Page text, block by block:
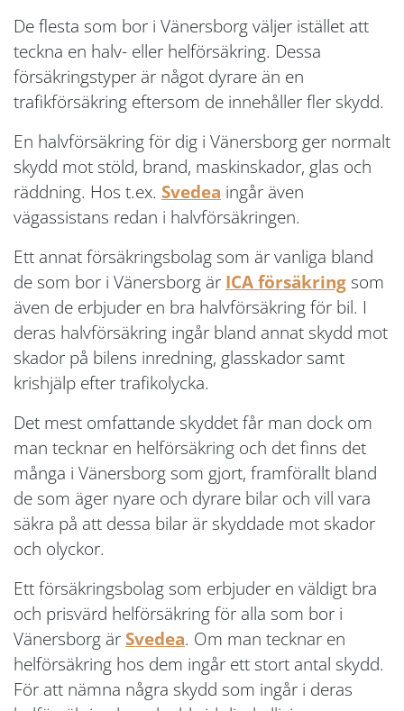
De flesta som bor i Vänersborg väljer istället att
teckna en halv- eller helförsäkring. Dessa
försäkringstyper är något dyrare än en
trafikförsäkring eftersom de innehåller fler skydd.
En halvförsäkring för dig i Vänersborg ger normalt
skydd mot stöld, brand, maskinskador, glas och
räddning. Hos t.ex. Svedea ingår även
vägassistans redan i halvförsäkringen.
Ett annat försäkringsbolag som är vanliga bland
de som bor i Vänersborg är ICA försäkring som
även de erbjuder en bra halvförsäkring för bil. I
deras halvförsäkring ingår bland annat skydd mot
skador på bilens inredning, glasskador samt
krishjälp efter trafikolycka.
Det mest omfattande skyddet får man dock om
man tecknar en helförsäkring och det finns det
många i Vänersborg som gjort, framförallt bland
de som äger nyare och dyrare bilar och vill vara
säkra på att dessa bilar är skyddade mot skador
och olyckor.
Ett försäkringsbolag som erbjuder en väldigt bra
och prisvärd helförsäkring för alla som bor i
Vänersborg är Svedea. Om man tecknar en
helförsäkring hos dem ingår ett stort antal skydd.
För att nämna några skydd som ingår i deras